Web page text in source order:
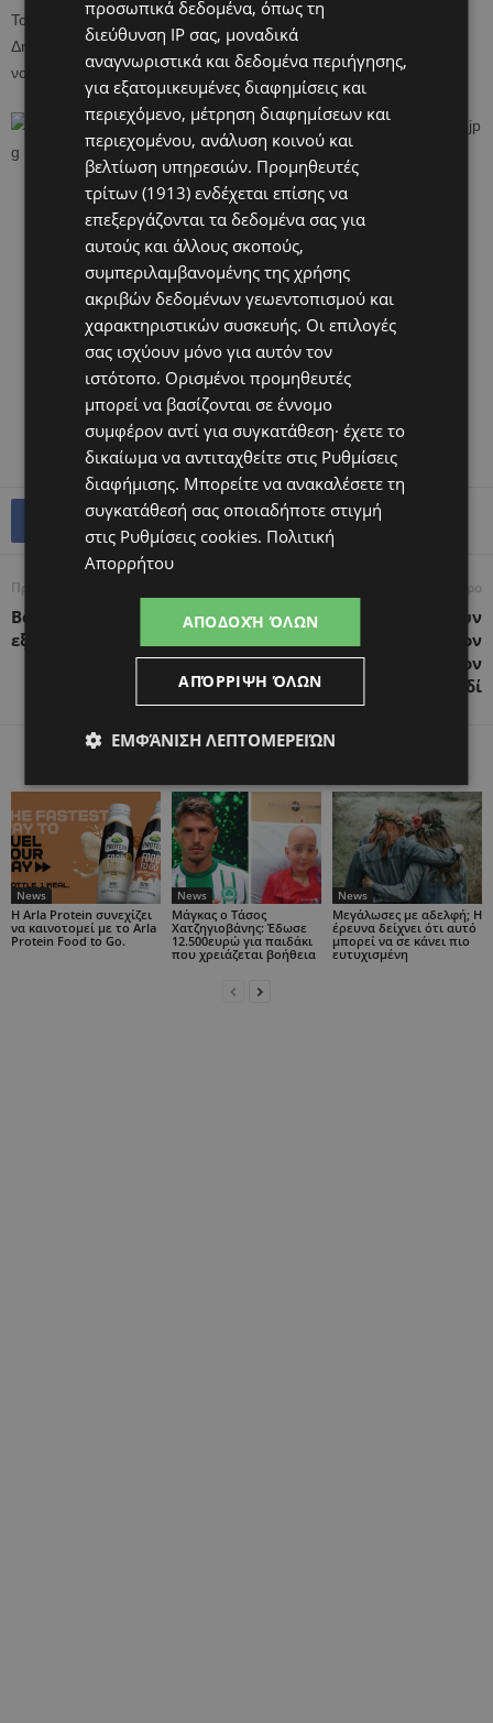
Το έντυπο θα διανέμεται στο κοινό στα σημεία εισόδου της
Δημοκρατίας, στα οδοφράγματα και σε άλλα σημεία όπως τα
νοσοκομεία.
Προηγούμενο άρθρο
Βοηθώντας τα νήπια να
εξελίξουν την ομιλία τους
Επόμενο άρθρο
Έγκυες που έχουν
προσβληθεί από τον
κορωνοϊό μπορούν να τον
μεταδώσουν στο παιδί
News
Η Arla Protein συνεχίζει
να καινοτομεί με το Arla
Protein Food to Go.
News
Μάγκας ο Τάσος
Χατζηγιοβάνης: Έδωσε
12.500ευρώ για παιδάκι
που χρειάζεται βοήθεια
News
Μεγάλωσες με αδελφή; Η
έρευνα δείχνει ότι αυτό
μπορεί να σε κάνει πιο
ευτυχισμένη
προσωπικά δεδομένα, όπως τη
διεύθυνση IP σας, μοναδικά
αναγνωριστικά και δεδομένα περιήγησης,
για εξατομικευμένες διαφημίσεις και
περιεχόμενο, μέτρηση διαφημίσεων και
περιεχομένου, ανάλυση κοινού και
βελτίωση υπηρεσιών. Προμηθευτές
τρίτων (1913) ενδέχεται επίσης να
επεξεργάζονται τα δεδομένα σας για
αυτούς και άλλους σκοπούς,
συμπεριλαμβανομένης της χρήσης
ακριβών δεδομένων γεωεντοπισμού και
χαρακτηριστικών συσκευής. Οι επιλογές
σας ισχύουν μόνο για αυτόν τον
ιστότοπο. Ορισμένοι προμηθευτές
μπορεί να βασίζονται σε έννομο
συμφέρον αντί για συγκατάθεση· έχετε το
δικαίωμα να αντιταχθείτε στις Ρυθμίσεις
διαφήμισης. Μπορείτε να ανακαλέσετε τη
συγκατάθεσή σας οποιαδήποτε στιγμή
στις Ρυθμίσεις cookies. Πολιτική
Απορρήτου
ΑΠΟΔΟΧΉ ΌΛΩΝ
ΑΠΌΡΡΙΨΗ ΌΛΩΝ
ΕΜΦΆΝΙΣΗ ΛΕΠΤΟΜΕΡΕΙΏΝ